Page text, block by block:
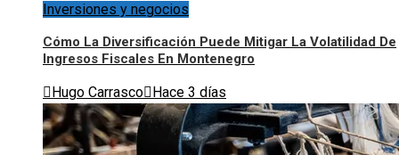
Inversiones y negocios
Cómo La Diversificación Puede Mitigar La Volatilidad De
Ingresos Fiscales En Montenegro
Hugo Carrasco Hace 3 días